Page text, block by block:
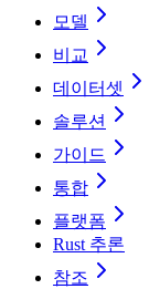
모델
비교
데이터셋
솔루션
가이드
통합
플랫폼
Rust 추론
참조